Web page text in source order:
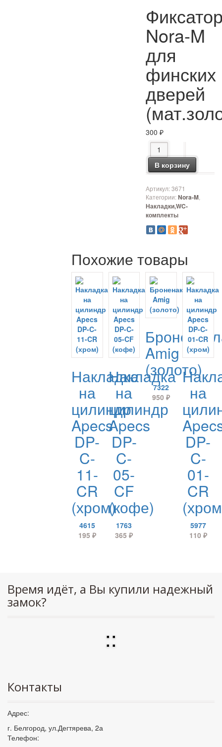
Nora-M
для
финских
дверей
300₽
Количество товара
В корзину
Артикул:3671
Категории:Nora-M,
Накладки,WC-
комплекты
Похожие товары
Накладка
на
цилиндр
Apecs
DP-
C-
11-
CR
(хром)
4615
195 ₽
Накладка
на
цилиндр
Apecs
DP-
C-
05-
CF
(кофе)
1763
365₽
Amig
(золото)
7322
950₽ на
DP-
C-
01-
CR
5977
110 ₽
Время идёт, а Вы купили надежный
замок?
::
Контакты
Адрес:
г. Белгород, ул.Дегтярева, 2а
Телефон: